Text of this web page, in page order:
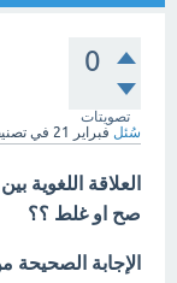
0
تصويتات
سُئل فبراير 21 في
‏العلاقة اللغوية
صح او غلط ؟؟
الإجابة الصحيحة